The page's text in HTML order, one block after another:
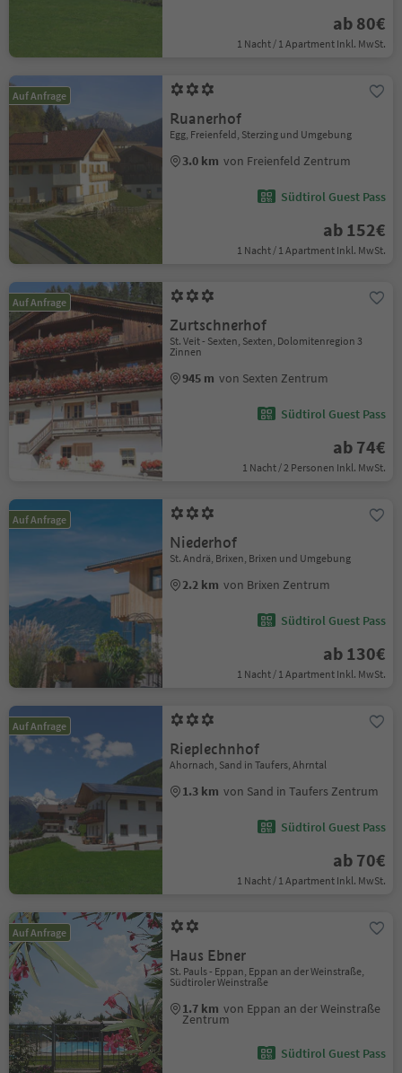
ab 80€
1 Nacht / 1 Apartment Inkl. MwSt.
Auf Anfrage
Ruanerhof
Egg, Freienfeld, Sterzing und Umgebung
3.0 km von Freienfeld Zentrum
Südtirol Guest Pass
ab 152€
1 Nacht / 1 Apartment Inkl. MwSt.
Auf Anfrage
Zurtschnerhof
St. Veit - Sexten, Sexten, Dolomitenregion 3
Zinnen
945 m von Sexten Zentrum
Südtirol Guest Pass
ab 74€
1 Nacht / 2 Personen Inkl. MwSt.
Auf Anfrage
Niederhof
St. Andrä, Brixen, Brixen und Umgebung
2.2 km von Brixen Zentrum
Südtirol Guest Pass
ab 130€
1 Nacht / 1 Apartment Inkl. MwSt.
Auf Anfrage
Rieplechnhof
Ahornach, Sand in Taufers, Ahrntal
1.3 km von Sand in Taufers Zentrum
Südtirol Guest Pass
ab 70€
1 Nacht / 1 Apartment Inkl. MwSt.
Auf Anfrage
Haus Ebner
St. Pauls - Eppan, Eppan an der Weinstraße,
Südtiroler Weinstraße
1.7 km von Eppan an der Weinstraße
Zentrum
Südtirol Guest Pass